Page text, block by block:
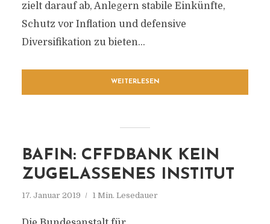
zielt darauf ab, Anlegern stabile Einkünfte,
Schutz vor Inflation und defensive
Diversifikation zu bieten...
WEITERLESEN
BAFIN: CFFDBANK KEIN
ZUGELASSENES INSTITUT
17. Januar 2019 1 Min. Lesedauer